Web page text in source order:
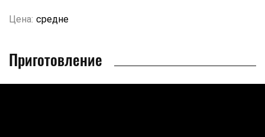
Цена: средне
Приготовление